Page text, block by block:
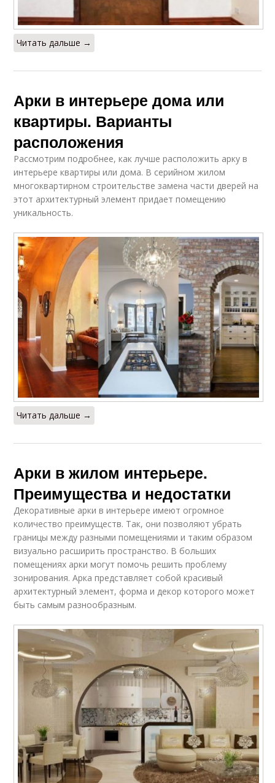
Читать дальше →
Арки в интерьере дома или
квартиры. Варианты
расположения
Рассмотрим подробнее, как лучше расположить арку в
интерьере квартиры или дома. В серийном жилом
многоквартирном строительстве замена части дверей на
этот архитектурный элемент придает помещению
уникальность.
Читать дальше →
Арки в жилом интерьере.
Преимущества и недостатки
Декоративные арки в интерьере имеют огромное
количество преимуществ. Так, они позволяют убрать
границы между разными помещениями и таким образом
визуально расширить пространство. В больших
помещениях арки могут помочь решить проблему
зонирования. Арка представляет собой красивый
архитектурный элемент, форма и декор которого может
быть самым разнообразным.